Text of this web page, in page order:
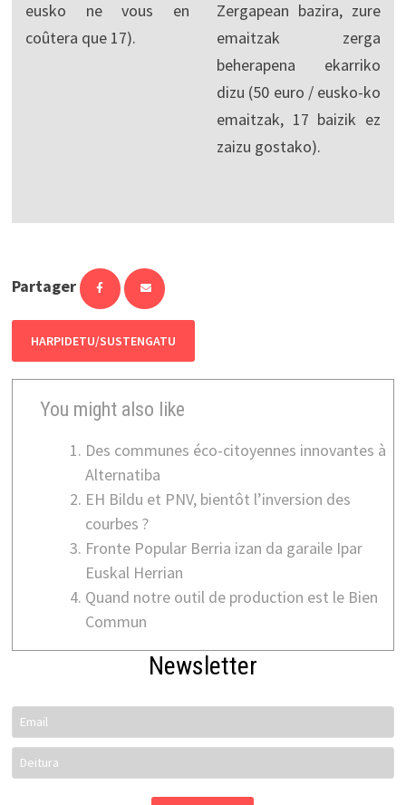
eusko ne vous en
coûtera que 17).
Zergapean bazira, zure
emaitzak zerga
beherapena ekarriko
dizu (50 euro / eusko-ko
emaitzak, 17 baizik ez
zaizu gostako).
Partager
HARPIDETU/SUSTENGATU
You might also like
Des communes éco-citoyennes innovantes à
Alternatiba
EH Bildu et PNV, bientôt l’inversion des
courbes ?
Fronte Popular Berria izan da garaile Ipar
Euskal Herrian
Quand notre outil de production est le Bien
Commun
Newsletter